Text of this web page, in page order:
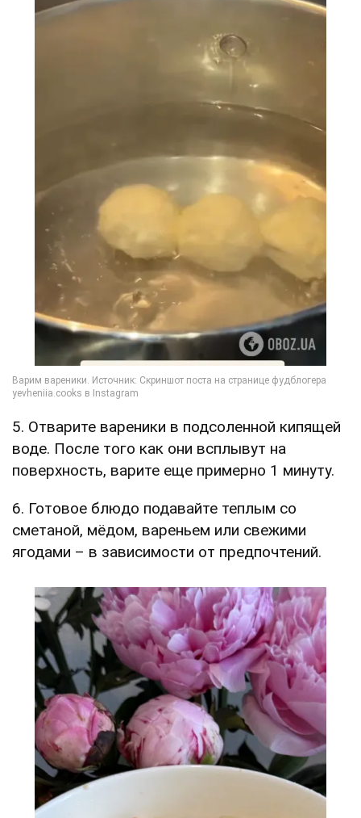
5. Отварите вареники в подсоленной кипящей
воде. После того как они всплывут на
поверхность, варите еще примерно 1 минуту.
6. Готовое блюдо подавайте теплым со
сметаной, мёдом, вареньем или свежими
ягодами – в зависимости от предпочтений.